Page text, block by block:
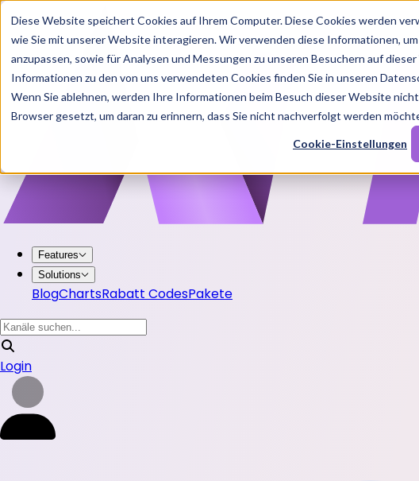
Diese Website speichert Cookies auf Ihrem Computer. Diese Cookies werden
wie Sie mit unserer Website interagieren. Wir verwenden diese Informationen,
anzupassen, sowie für Analysen und Messungen zu unseren Besuchern auf
Informationen zu den von uns verwendeten Cookies finden Sie in unseren
Wenn Sie ablehnen, werden Ihre Informationen beim Besuch dieser Website
Browser gesetzt, um daran zu erinnern, dass Sie nicht nachverfolgt werden
Cookie-Einstellungen
Features
Solutions
BlogChartsRabatt CodesPakete
Login